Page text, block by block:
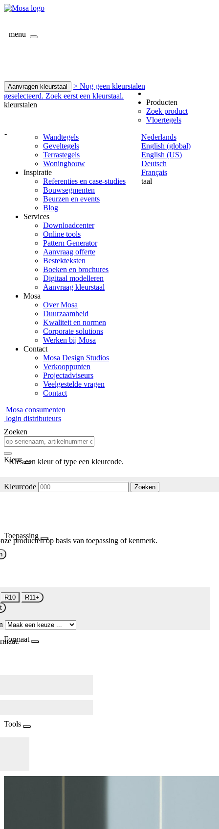
menu
Aanvragen kleurstaal
> Nog geen kleurstalen
geselecteerd. Zoek eerst een kleurstaal.
kleurstalen
-
Nederlands
English (global)
English (US)
Deutsch
Français
taal
Producten
Zoek product
Vloertegels
Wandtegels
Geveltegels
Terrastegels
Woningbouw
Inspiratie
Referenties en case-studies
Bouwsegmenten
Beurzen en events
Blog
Services
Downloadcenter
Online tools
Pattern Generator
Aanvraag offerte
Bestekteksten
Boeken en brochures
Digitaal modelleren
Aanvraag kleurstaal
Mosa
Over Mosa
Duurzaamheid
Kwaliteit en normen
Corporate solutions
Werken bij Mosa
Contact
Mosa Design Studios
Verkooppunten
Projectadviseurs
Veelgestelde vragen
Contact
Mosa consumenten
login distributeurs
Zoeken
Kleur
Kies een kleur of type een kleurcode.
Kleurcode Zoeken
Toepassing
producten op basis van toepassing of kenmerk.
R10
R11+
Formaat
Tools